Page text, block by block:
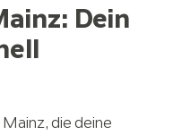
Dein
die deine